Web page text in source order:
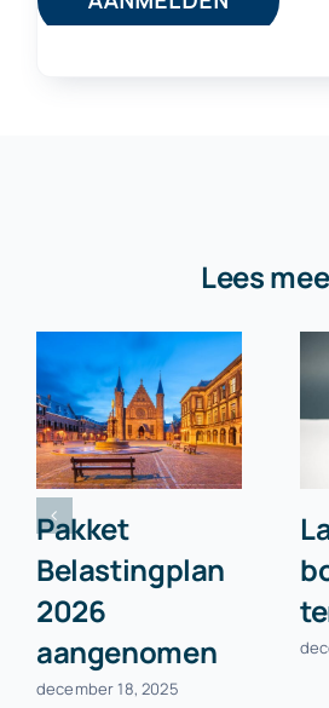
Lees
Pakket
Belastingplan
2026
aangenomen
december 18, 2025